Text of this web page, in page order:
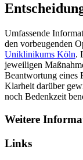
Umfassende
den vorbeugenden
Uniklinikums Köln.
jeweiligen
Beantwortung eines
Klarheit darüber
noch Bedenkzeit
Weitere
Links